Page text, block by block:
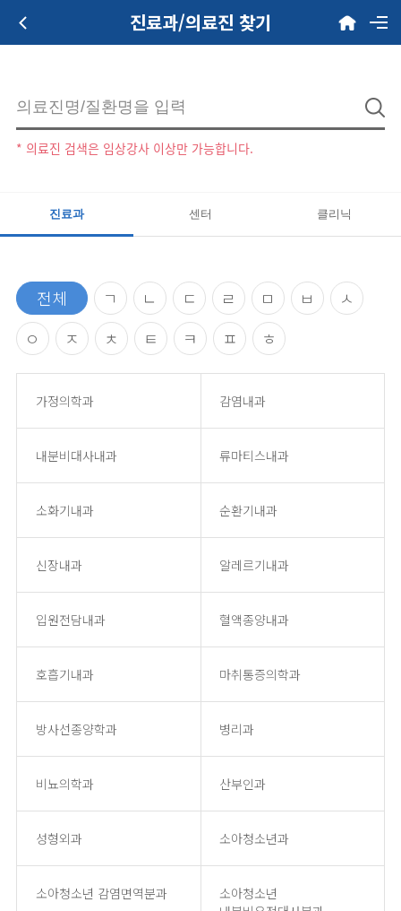
진료과/의료진 찾기
* 의료진 검색은 임상강사 이상만 가능합니다.
진료과 센터 클리닉
전체 ㄱ ㄴ ㄷ ㄹ ㅁ ㅂ
ㅅ
ㅇ
ㅈ ㅊ ㅌ ㅋ ㅍ ㅎ
가정의학과 감염내과
내분비대사내과 류마티스내과
소화기내과 순환기내과
신장내과 알레르기내과
입원전담내과 혈액종양내과
호흡기내과 마취통증의학과
방사선종양학과 병리과
비뇨의학과 산부인과
성형외과 소아청소년과
소아청소년 감염면역분과
소아청소년